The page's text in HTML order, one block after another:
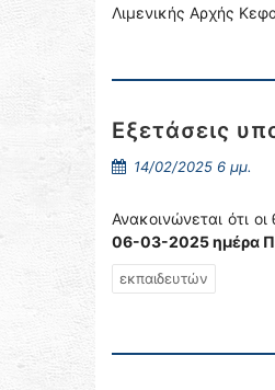
Λιμενικής Αρχής
Εξετάσεις
14/02/2025 6 μμ.
Ανακοινώνεται ότι
06-03-2025 ημέρα
εκπαιδευτών